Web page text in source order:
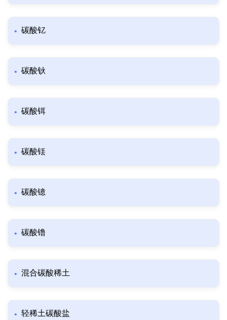
碳酸钇
碳酸钬
碳酸铒
碳酸铥
碳酸镱
碳酸镥
混合碳酸稀土
轻稀土碳酸盐